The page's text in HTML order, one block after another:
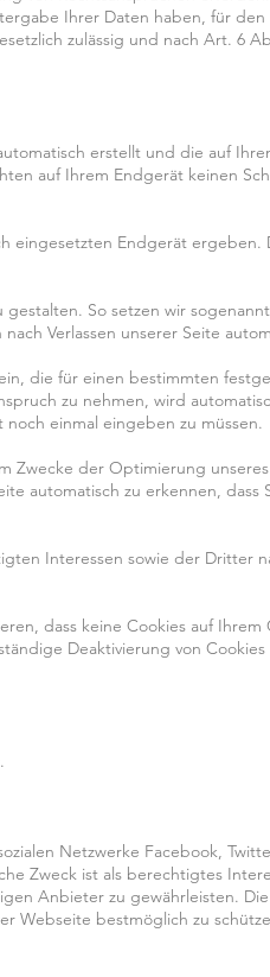
Ihrer Daten haben, für den
zulässig und nach Art. 6
erstellt und die auf
auf Ihrem Endgerät keinen
eingesetzten Endgerät
So setzen wir
Verlassen unserer Seite
die für einen bestimmten
zu nehmen, wird
einmal eingeben zu müssen.
Zwecke der Optimierung
automatisch zu erkennen, dass
Interessen sowie der Dritter
dass keine Cookies auf
Deaktivierung von Cookies
Netzwerke Facebook,
Zweck ist als berechtigtes
Anbieter zu gewährleisten.
Webseite bestmöglich zu